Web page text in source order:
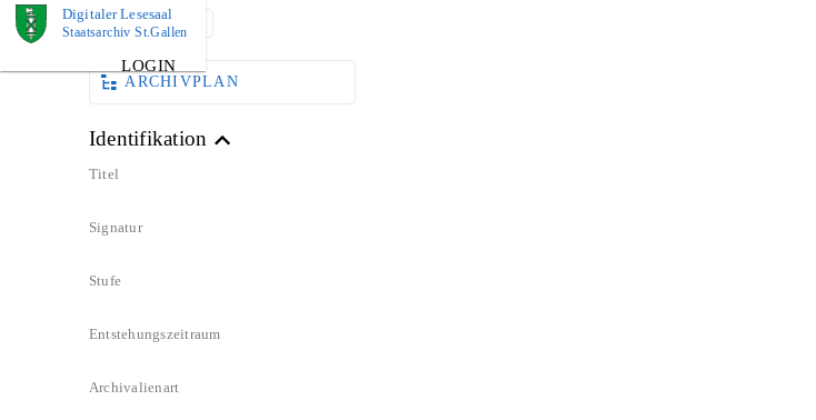
Digitaler Lesesaal
Staatsarchiv St.Gallen
LOGIN
DOKUMENT
ARCHIVPLAN
Identifikation
Titel
Signatur
Stufe
Entstehungszeitraum
Archivalienart